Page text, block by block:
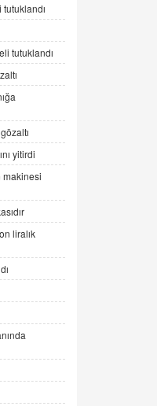
Etse...
Vurulan
tutuklandı
yitirdi
makinesi
liralık